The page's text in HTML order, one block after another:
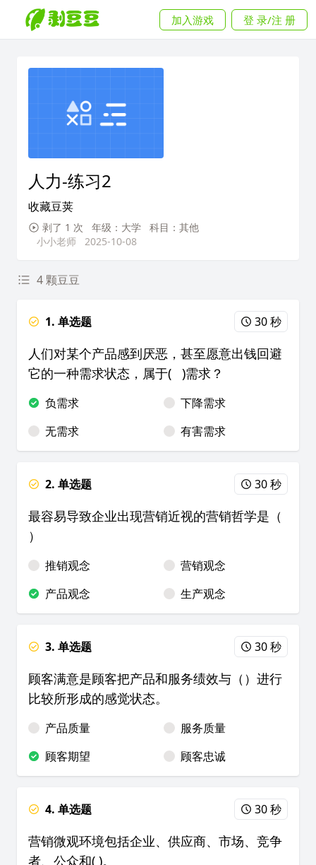
加入游戏 登 录/注 册
人力-练习2
收藏豆荚
剥了 1 次 年级：大学
科目：其他
小小老师
2025-10-08
4 颗豆豆
1. 单选题 30 秒
人们对某个产品感到厌恶，甚至愿意出钱回避
它的一种需求状态，属于( )需求？
负需求
下降需求
无需求
有害需求
2. 单选题 30 秒
最容易导致企业出现营销近视的营销哲学是（
）
推销观念
营销观念
产品观念
生产观念
3. 单选题 30 秒
顾客满意是顾客把产品和服务绩效与（）进行
比较所形成的感觉状态。
产品质量
服务质量
顾客期望
顾客忠诚
4. 单选题 30 秒
营销微观环境包括企业、供应商、市场、竞争
者、公众和( )。